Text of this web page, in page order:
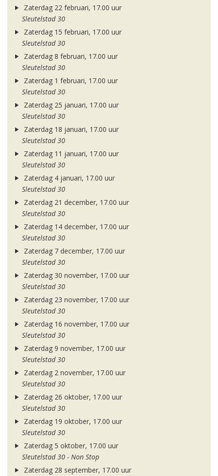
Zaterdag 22 februari, 17.00 uur
Sleutelstad 30
Zaterdag 15 februari, 17.00 uur
Sleutelstad 30
Zaterdag 8 februari, 17.00 uur
Sleutelstad 30
Zaterdag 1 februari, 17.00 uur
Sleutelstad 30
Zaterdag 25 januari, 17.00 uur
Sleutelstad 30
Zaterdag 18 januari, 17.00 uur
Sleutelstad 30
Zaterdag 11 januari, 17.00 uur
Sleutelstad 30
Zaterdag 4 januari, 17.00 uur
Sleutelstad 30
Zaterdag 21 december, 17.00 uur
Sleutelstad 30
Zaterdag 14 december, 17.00 uur
Sleutelstad 30
Zaterdag 7 december, 17.00 uur
Sleutelstad 30
Zaterdag 30 november, 17.00 uur
Sleutelstad 30
Zaterdag 23 november, 17.00 uur
Sleutelstad 30
Zaterdag 16 november, 17.00 uur
Sleutelstad 30
Zaterdag 9 november, 17.00 uur
Sleutelstad 30
Zaterdag 2 november, 17.00 uur
Sleutelstad 30
Zaterdag 26 oktober, 17.00 uur
Sleutelstad 30
Zaterdag 19 oktober, 17.00 uur
Sleutelstad 30
Zaterdag 5 oktober, 17.00 uur
Sleutelstad 30 - Non Stop
Zaterdag 28 september, 17.00 uur